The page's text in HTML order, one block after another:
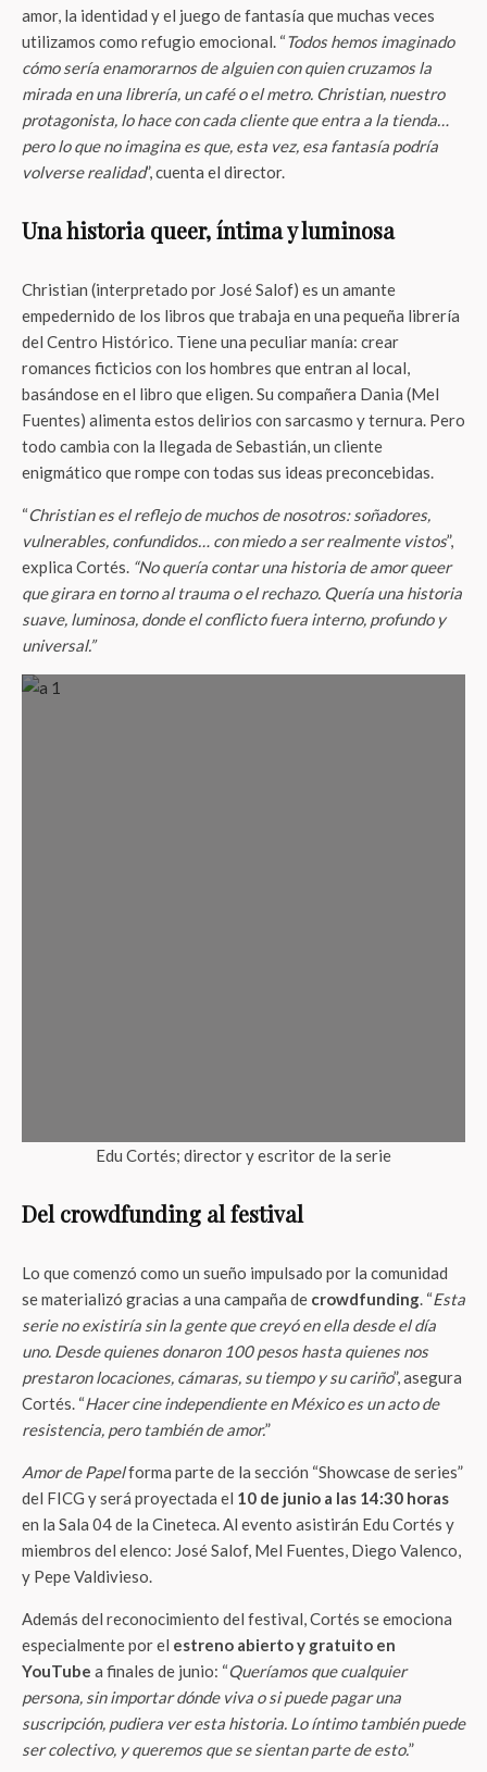
amor, la identidad y el juego de fantasía que muchas veces
utilizamos como refugio emocional. “Todos hemos imaginado
cómo sería enamorarnos de alguien con quien cruzamos la
mirada en una librería, un café o el metro. Christian, nuestro
protagonista, lo hace con cada cliente que entra a la tienda…
pero lo que no imagina es que, esta vez, esa fantasía podría
volverse realidad”, cuenta el director.
Una historia queer, íntima y luminosa
Christian (interpretado por José Salof) es un amante
empedernido de los libros que trabaja en una pequeña librería
del Centro Histórico. Tiene una peculiar manía: crear
romances ficticios con los hombres que entran al local,
basándose en el libro que eligen. Su compañera Dania (Mel
Fuentes) alimenta estos delirios con sarcasmo y ternura. Pero
todo cambia con la llegada de Sebastián, un cliente
enigmático que rompe con todas sus ideas preconcebidas.
“Christian es el reflejo de muchos de nosotros: soñadores,
vulnerables, confundidos… con miedo a ser realmente vistos”,
explica Cortés. “No quería contar una historia de amor queer
que girara en torno al trauma o el rechazo. Quería una historia
suave, luminosa, donde el conflicto fuera interno, profundo y
universal.”
Edu Cortés; director y escritor de la serie
Del crowdfunding al festival
Lo que comenzó como un sueño impulsado por la comunidad
se materializó gracias a una campaña de crowdfunding. “Esta
serie no existiría sin la gente que creyó en ella desde el día
uno. Desde quienes donaron 100 pesos hasta quienes nos
prestaron locaciones, cámaras, su tiempo y su cariño”, asegura
Cortés. “Hacer cine independiente en México es un acto de
resistencia, pero también de amor.”
Amor de Papelforma parte de la sección “Showcase de series”
del FICG y será proyectada el 10 de junio a las 14:30 horas
en la Sala 04 de la Cineteca. Al evento asistirán Edu Cortés y
miembros del elenco: José Salof, Mel Fuentes, Diego Valenco,
y Pepe Valdivieso.
Además del reconocimiento del festival, Cortés se emociona
especialmente por el estreno abierto y gratuito en
YouTube a finales de junio: “Queríamos que cualquier
persona, sin importar dónde viva o si puede pagar una
suscripción, pudiera ver esta historia. Lo íntimo también puede
ser colectivo, y queremos que se sientan parte de esto.”